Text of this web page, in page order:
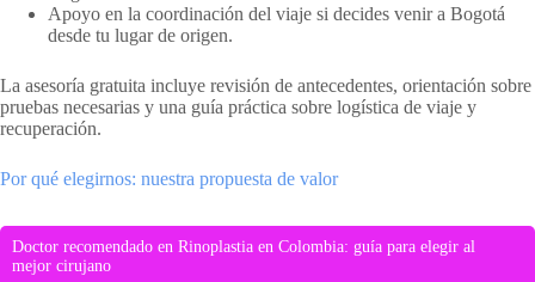
Apoyo en la coordinación del viaje si decides venir a Bogotá
desde tu lugar de origen.
La asesoría gratuita incluye revisión de antecedentes, orientación sobre
pruebas necesarias y una guía práctica sobre logística de viaje y
recuperación.
Por qué elegirnos: nuestra propuesta de valor
Doctor recomendado en Rinoplastia en Colombia: guía para elegir al
mejor cirujano